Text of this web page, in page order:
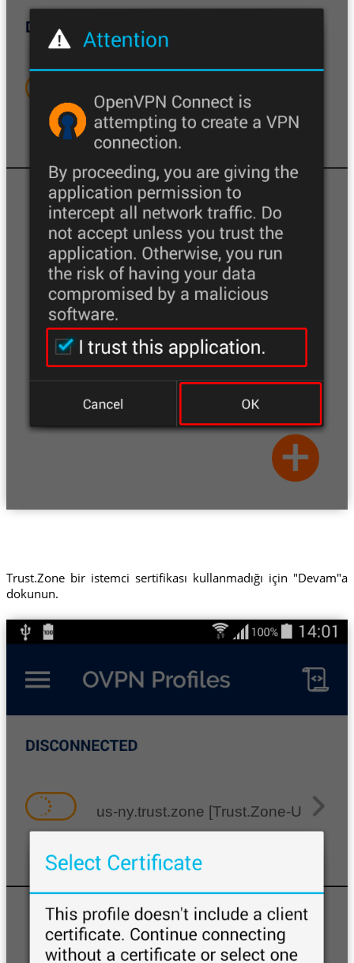
Trust.Zone bir istemci sertifikası kullanmadığı için "Devam"a
dokunun.
us-ny.trust.zone [Trust.Zone-United-